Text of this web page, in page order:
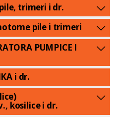
trimeri i dr.
pile i trimeri
PUMPICE I
i dr.
kosilice i dr.